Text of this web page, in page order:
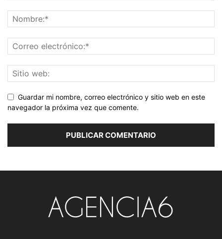
Guardar mi nombre, correo electrónico y sitio web en este
navegador la próxima vez que comente.